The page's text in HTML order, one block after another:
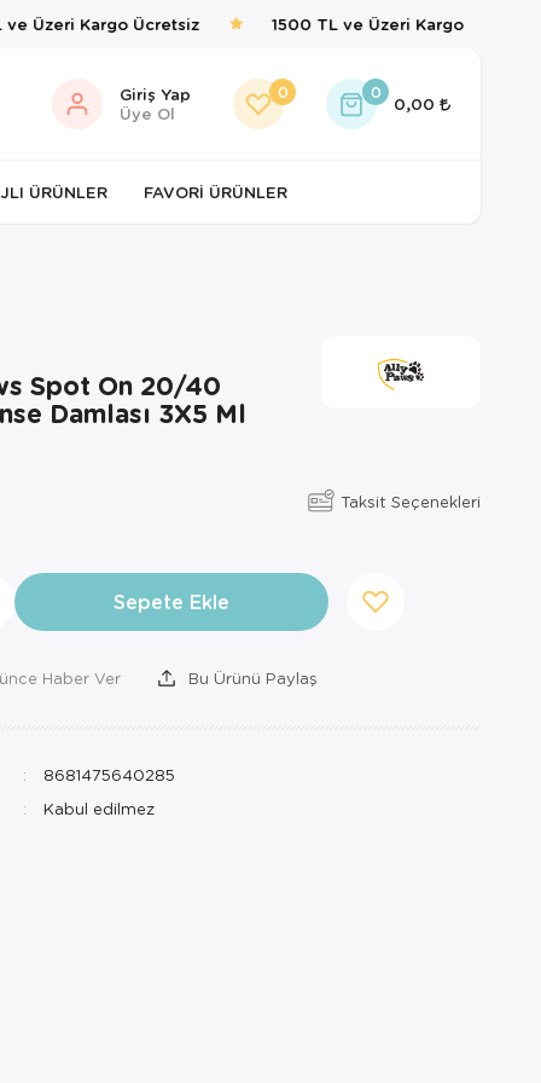
Üzeri Kargo Ücretsiz 1500 TL ve Üzeri Kargo Ücretsiz
Giriş Yap
Üye Ol
0 0
0,00
ÜRÜNLER FAVORI ÜRÜNLER
Spot On 20/40
Damlası 3X5 Ml
Taksit Seçenekleri
Sepete Ekle
Haber Ver Bu Ürünü Paylaş
8681475640285